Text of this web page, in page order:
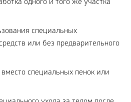
одного и того же участка
специальных
или без предварительного
специальных пенок или